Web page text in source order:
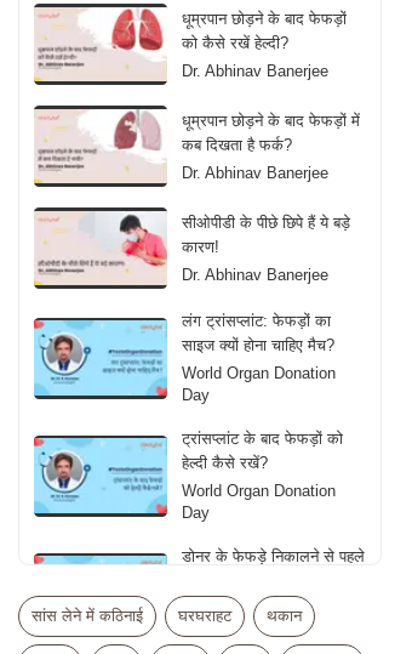
धूम्रपान छोड़ने के बाद फेफड़ों
को कैसे रखें हेल्दी?
Dr. Abhinav Banerjee
धूम्रपान छोड़ने के बाद फेफड़ों में
कब दिखता है फर्क?
Dr. Abhinav Banerjee
सीओपीडी के पीछे छिपे हैं ये बड़े
कारण!
Dr. Abhinav Banerjee
लंग ट्रांसप्लांट: फेफड़ों का
साइज क्यों होना चाहिए मैच?
World Organ Donation
Day
ट्रांसप्लांट के बाद फेफड़ों को
हेल्दी कैसे रखें?
World Organ Donation
Day
डोनर के फेफड़े निकालने से पहले
World Organ Donation
Day
सांस लेने में कठिनाई घरघराहट थकान